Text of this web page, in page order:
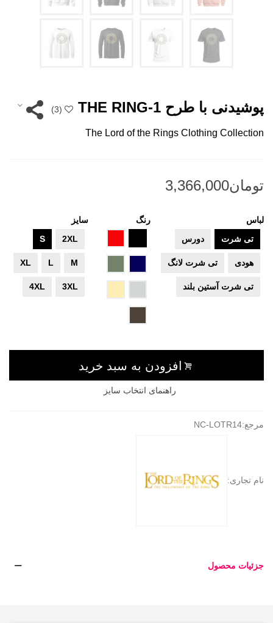
پوشیدنی با طرح THE RING-1 (
3
)
The Lord of the Rings Clothing Collection
لباس
تی شرت
دورس
هودی تی شرت لانگ
تی شرت آستین بلند
رنگ
ای
ارتشی
ای
سایز
2XL
S
M
L
XL
3XL
4XL
افزودن به سبد خرید
راهنمای انتخاب سایز
مرجع:NC-LOTR14
نام تجاری:
جزئیات محصول